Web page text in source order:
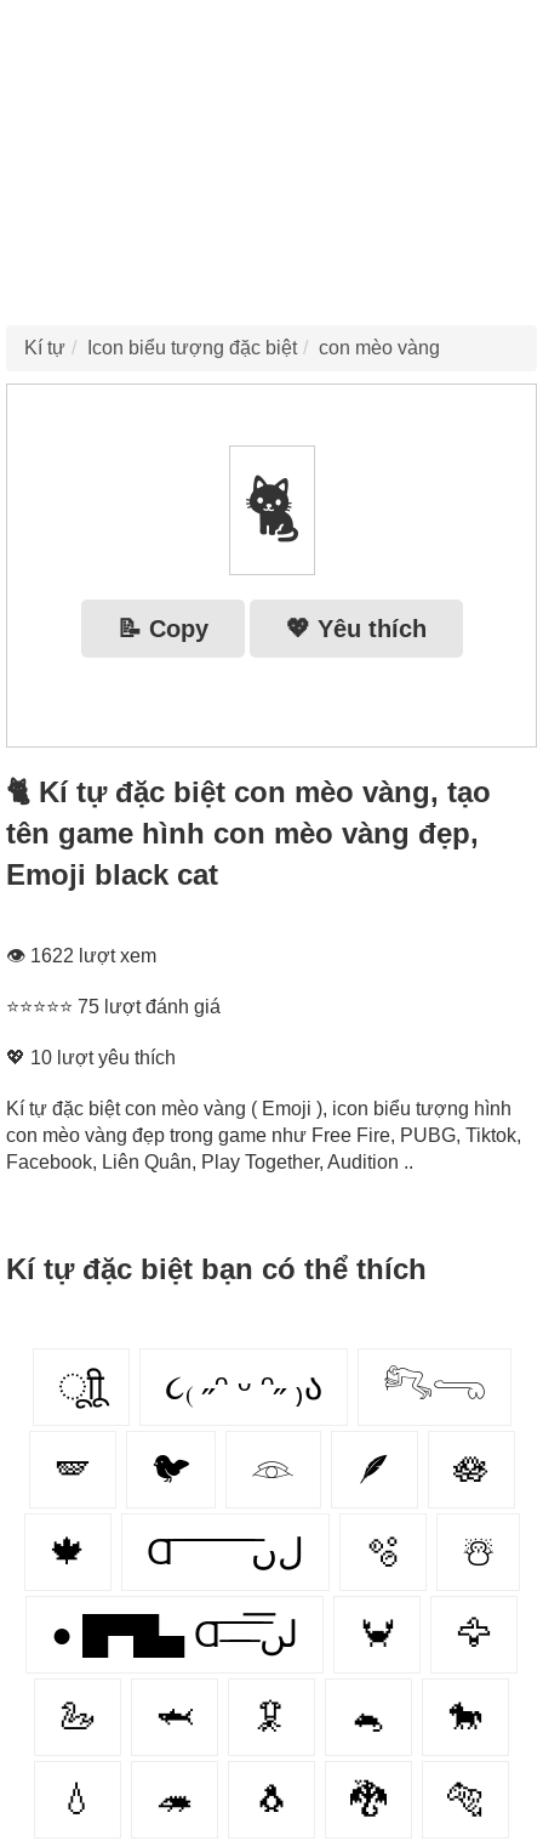
Kí tự Icon biểu tượng đặc biệt con mèo vàng
🐈‍
📝 Copy 💖 Yêu thích
🐈‍ Kí tự đặc biệt con mèo vàng, tạo
tên game hình con mèo vàng đẹp,
Emoji black cat
👁 1622 lượt xem
⭐⭐⭐⭐⭐ 75 lượt đánh giá
💖 10 lượt yêu thích
Kí tự đặc biệt con mèo vàng ( Emoji ), icon biểu tượng hình
con mèo vàng đẹp trong game như Free Fire, PUBG, Tiktok,
Facebook, Liên Quân, Play Together, Audition ..
Kí tự đặc biệt bạn có thể thích
ूाीू ૮₍ ˶ᵔ ᵕ ᵔ˶ ₎ა 𓀐𓂸
🪽 🐦 𓁻 🪶 🪷
🍁 Ɑ͞ ͞ ͞ ͞ ͞ ͞ ͞ ͞ لﮞ 🫧 ☃️
● █▀█▄ Ɑ͞ ̶͞ ̶͞ ̶͞ لں͞ 🦀 🦅
🦢 🦈 🦑 🐁 🐎
💧 🦔 🐧 🐉 🐅